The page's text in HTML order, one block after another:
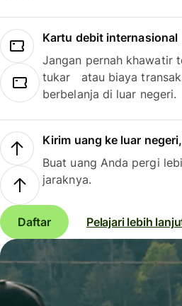
Kartu debit internasional
Jangan pernah khawatir
tukar atau biaya
berbelanja di luar negeri.
Kirim uang ke luar
Buat uang Anda pergi
jaraknya.
Daftar Pelajari lebih